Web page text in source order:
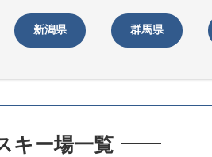
新潟県 群馬県
キー場一覧